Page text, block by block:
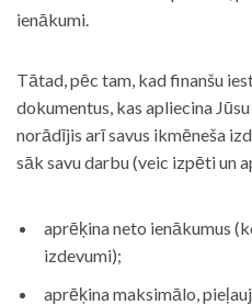
ienākumi.
Tātad, pēc tam, kad finanšu
dokumentus, kas apliecina
norādījis arī savus ikmēneša
sāk savu darbu (veic izpēti un
aprēķina neto ienākumus
izdevumi);
aprēķina maksimālo,